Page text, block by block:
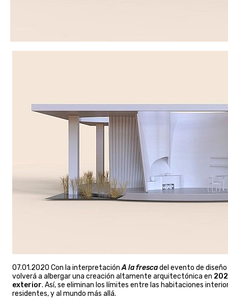
07.01.2020 Con la interpretaciónA la frescadel evento de diseño
volverá a albergar una creación altamente arquitectónica en
exterior. Así, se eliminan los límites entre las habitaciones
residentes, y al mundo más allá.